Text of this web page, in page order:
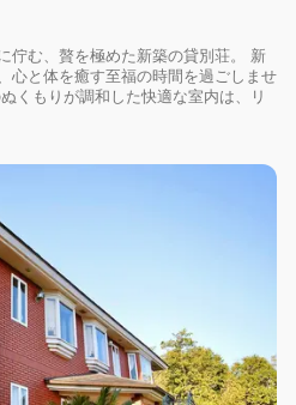
佇む、贅を極めた新築の貸別荘。 新
心と体を癒す至福の時間を過ごしませ
くもりが調和した快適な室内は、リ